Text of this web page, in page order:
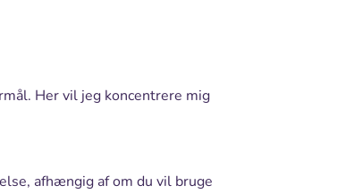
Her vil jeg koncentrere mig
afhængig af om du vil bruge